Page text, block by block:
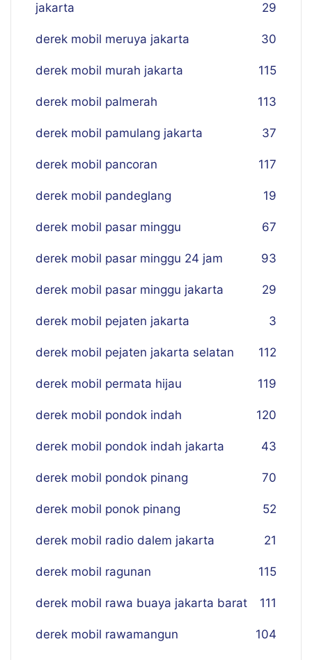
jakarta 29
derek mobil meruya jakarta 30
derek mobil murah jakarta 115
derek mobil palmerah 113
derek mobil pamulang jakarta 37
derek mobil pancoran 117
derek mobil pandeglang 19
derek mobil pasar minggu 67
derek mobil pasar minggu 24 jam 93
derek mobil pasar minggu jakarta 29
derek mobil pejaten jakarta 3
derek mobil pejaten jakarta selatan 112
derek mobil permata hijau 119
derek mobil pondok indah 120
derek mobil pondok indah jakarta 43
derek mobil pondok pinang 70
derek mobil ponok pinang 52
derek mobil radio dalem jakarta 21
derek mobil ragunan 115
derek mobil rawa buaya jakarta barat 111
derek mobil rawamangun 104